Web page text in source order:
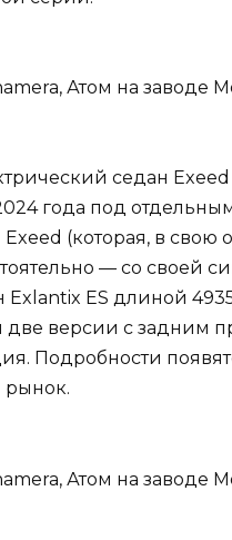
седан
года под
(которая, в
— со своей
Exlantix ES длиной
версии с задним
Подробности
рынок.